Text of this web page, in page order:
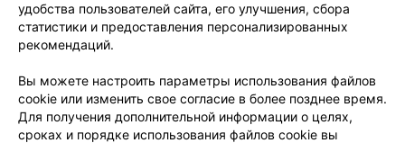
Размещение рекламы
Медицинский маркетинг
Публичный договор
Доставка
Способы оплаты
Вакансии
Партнеры
Написать руководителю 103.by
Написать в поддержку
удобства пользователей сайта, его улучшения, сбора
статистики и предоставления персонализированных
рекомендаций.
Вы можете настроить параметры использования файлов
cookie или изменить свое согласие в более позднее время.
Для получения дополнительной информации о целях,
сроках и порядке использования файлов cookie вы